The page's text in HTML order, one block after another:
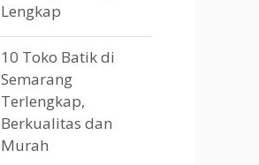
Lengkap
10 Toko Batik di
Semarang
Terlengkap,
Berkualitas dan
Murah